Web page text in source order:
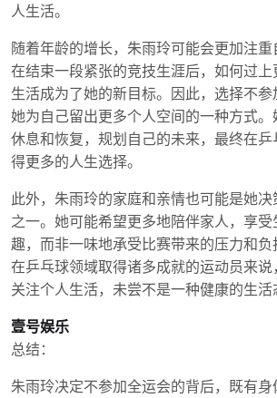
人生活。
随着年龄的增长，朱雨玲可能会更加注重
在结束一段紧张的竞技生涯后，如何过
生活成为了她的新目标。因此，选择不
她为自己留出更多个人空间的一种方式
休息和恢复，规划自己的未来，最终在
得更多的人生选择。
此外，朱雨玲的家庭和亲情也可能是她
之一。她可能希望更多地陪伴家人，享
趣，而非一味地承受比赛带来的压力和
在乒乓球领域取得诸多成就的运动员来说
关注个人生活，未尝不是一种健康的生活
壹号娱乐
总结：
朱雨玲决定不参加全运会的背后，既有